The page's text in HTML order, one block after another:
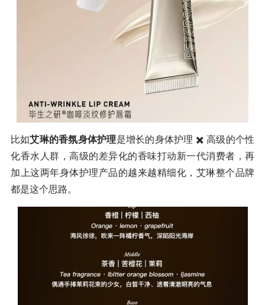
比如艾琳的香氛身体护理是增长的身体护理 ✖️ 高级的个性
化香水人群，高级的差异化的香味打动新一代消费者，再
加上这两年身体护理产品的越来越精细化，艾琳整个品牌
都是这个思路。